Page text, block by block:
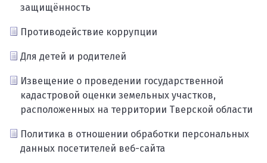
защищённость
Противодействие коррупции
Для детей и родителей
Извещение о проведении государственной
кадастровой оценки земельных участков,
расположенных на территории Тверской области
Политика в отношении обработки персональных
данных посетителей веб-сайта